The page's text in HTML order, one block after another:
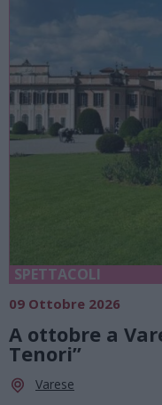
SPETTACOLI
09 Ottobre 2026
A ottobre a
Tenori”
Varese